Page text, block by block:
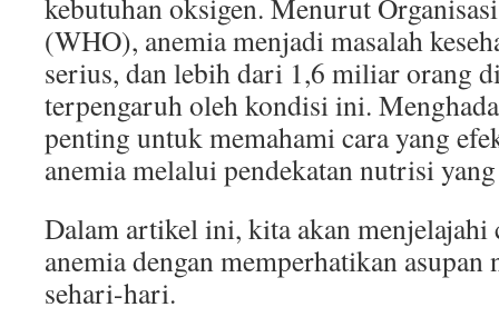
kebutuhan oksigen. Menurut
(WHO), anemia menjadi masalah
serius, dan lebih dari 1,6 miliar orang
terpengaruh oleh kondisi ini.
penting untuk memahami cara yang
anemia melalui pendekatan nutrisi
Dalam artikel ini, kita akan menjelajahi
anemia dengan memperhatikan
sehari-hari.